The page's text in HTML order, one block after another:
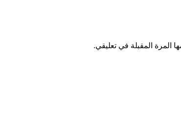
المرة المقبلة في تعليقي.